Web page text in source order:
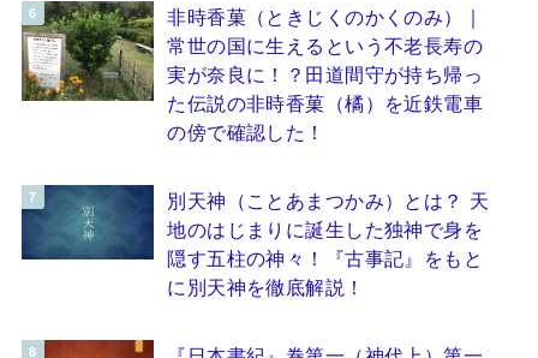
非時香菓（ときじくのかくのみ）｜
常世の国に生えるという不老長寿の
実が奈良に！？田道間守が持ち帰っ
た伝説の非時香菓（橘）を近鉄電車
の傍で確認した！
別天神（ことあまつかみ）とは？ 天
地のはじまりに誕生した独神で身を
隠す五柱の神々！『古事記』をもと
に別天神を徹底解説！